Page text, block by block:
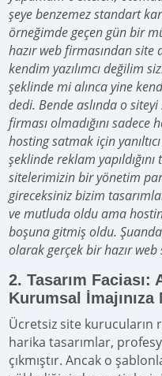
şeye benzemez standart
örneğimde geçen gün bir
hazır web firmasından
kendim yazılımcı değilim
şeklinde mi alınca yine
dedi. Bende aslında o siteyi
firması olmadığını
hosting satmak için
şeklinde reklam
sitelerimizin bir yönetim
gireceksiniz bizim
ve mutluda oldu ama
boşuna gitmiş oldu.
olarak gerçek bir hazır web
2. Tasarım
Kurumsal İmajınıza
Ücretsiz site kurucuların
harika tasarımlar,
çıkmıştır. Ancak o